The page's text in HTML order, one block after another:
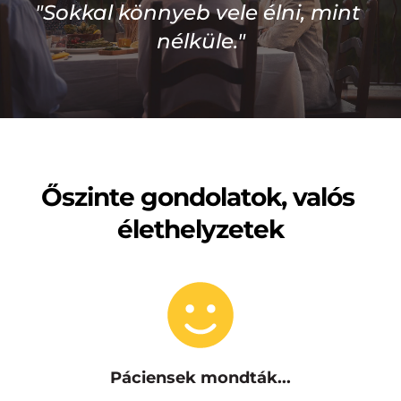
"Sokkal könnyeb vele élni, mint
nélküle."
Őszinte gondolatok, valós
élethelyzetek
Páciensek mondták...